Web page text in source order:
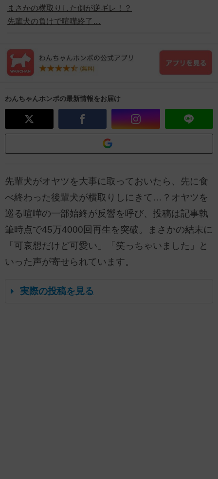
まさかの横取りした側が逆ギレ！？
先輩犬の負けで喧嘩終了…
わんちゃんホンポの最新情報をお届け
先輩犬がオヤツを大事に取っておいたら、先に食
べ終わった後輩犬が横取りしにきて…？オヤツを
巡る喧嘩の一部始終が反響を呼び、投稿は記事執
筆時点で45万4000回再生を突破。まさかの結末に
「可哀想だけど可愛い」「笑っちゃいました」と
いった声が寄せられています。
実際の投稿を見る